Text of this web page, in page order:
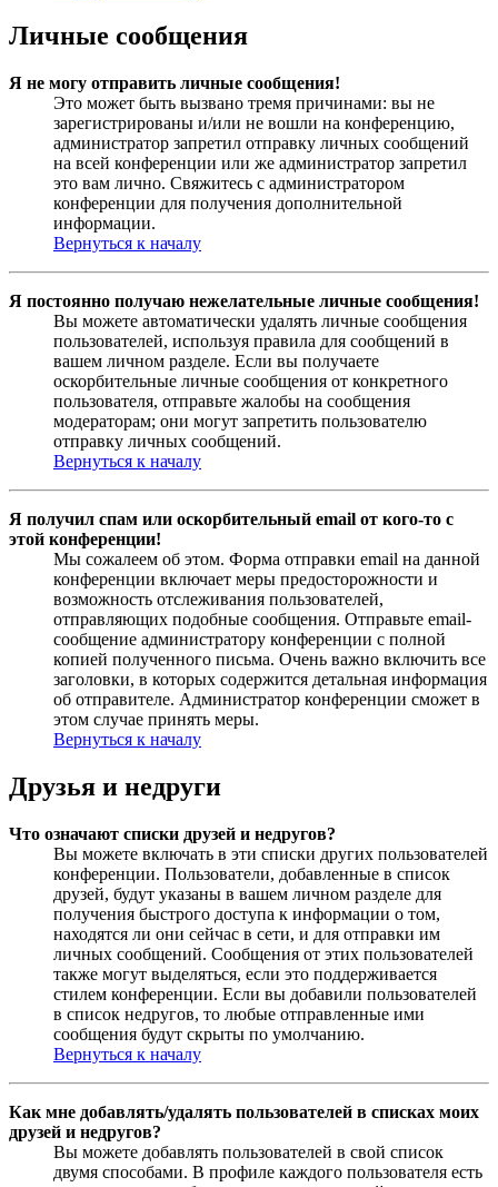
Личные сообщения
Я не могу отправить личные сообщения!
Это может быть вызвано тремя причинами: вы не
зарегистрированы и/или не вошли на конференцию,
администратор запретил отправку личных сообщений
на всей конференции или же администратор запретил
это вам лично. Свяжитесь с администратором
конференции для получения дополнительной
информации.
Вернуться к началу
Я постоянно получаю нежелательные личные сообщения!
Вы можете автоматически удалять личные сообщения
пользователей, используя правила для сообщений в
вашем личном разделе. Если вы получаете
оскорбительные личные сообщения от конкретного
пользователя, отправьте жалобы на сообщения
модераторам; они могут запретить пользователю
отправку личных сообщений.
Вернуться к началу
Я получил спам или оскорбительный email от кого-то с
этой конференции!
Мы сожалеем об этом. Форма отправки email на данной
конференции включает меры предосторожности и
возможность отслеживания пользователей,
отправляющих подобные сообщения. Отправьте email-
сообщение администратору конференции с полной
копией полученного письма. Очень важно включить все
заголовки, в которых содержится детальная информация
об отправителе. Администратор конференции сможет в
этом случае принять меры.
Вернуться к началу
Друзья и недруги
Что означают списки друзей и недругов?
Вы можете включать в эти списки других пользователей
конференции. Пользователи, добавленные в список
друзей, будут указаны в вашем личном разделе для
получения быстрого доступа к информации о том,
находятся ли они сейчас в сети, и для отправки им
личных сообщений. Сообщения от этих пользователей
также могут выделяться, если это поддерживается
стилем конференции. Если вы добавили пользователей
в список недругов, то любые отправленные ими
сообщения будут скрыты по умолчанию.
Вернуться к началу
Как мне добавлять/удалять пользователей в списках моих
друзей и недругов?
Вы можете добавлять пользователей в свой список
двумя способами. В профиле каждого пользователя есть